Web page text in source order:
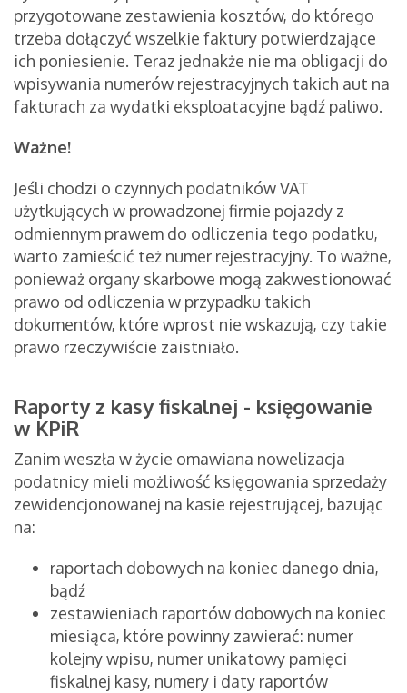
przygotowane zestawienia kosztów, do którego
trzeba dołączyć wszelkie faktury potwierdzające
ich poniesienie. Teraz jednakże nie ma obligacji do
wpisywania numerów rejestracyjnych takich aut na
fakturach za wydatki eksploatacyjne bądź paliwo.
Ważne!
Jeśli chodzi o czynnych podatników VAT
użytkujących w prowadzonej firmie pojazdy z
odmiennym prawem do odliczenia tego podatku,
warto zamieścić też numer rejestracyjny. To ważne,
ponieważ organy skarbowe mogą zakwestionować
prawo od odliczenia w przypadku takich
dokumentów, które wprost nie wskazują, czy takie
prawo rzeczywiście zaistniało.
Raporty z kasy fiskalnej - księgowanie
w KPiR
Zanim weszła w życie omawiana nowelizacja
podatnicy mieli możliwość księgowania sprzedaży
zewidencjonowanej na kasie rejestrującej, bazując
na:
raportach dobowych na koniec danego dnia,
bądź
zestawieniach raportów dobowych na koniec
miesiąca, które powinny zawierać: numer
kolejny wpisu, numer unikatowy pamięci
fiskalnej kasy, numery i daty raportów